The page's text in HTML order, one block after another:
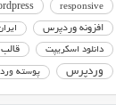
responsive
افزونه وردپرس
دانلود اسکریپت قالب
وردپرس پوسته